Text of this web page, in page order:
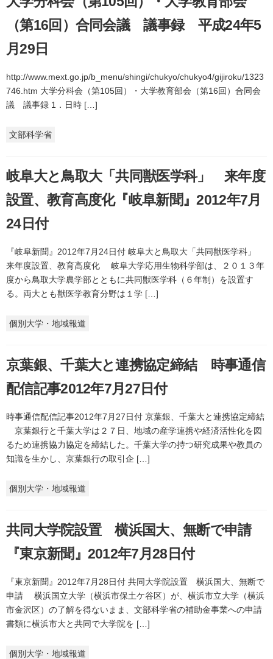
（第16回）合同会議 議事録 平成24年5
月29日
http://www.mext.go.jp/b_menu/shingi/chukyo/chukyo4/gijiroku/1323
746.htm 大学分科会（第105回）・大学教育部会（第16回）合同会
議 議事録 1．日時 […]
文部科学省
岐阜大と鳥取大「共同獣医学科」 来年度
設置、教育高度化『岐阜新聞』2012年7月
24日付
『岐阜新聞』2012年7月24日付 岐阜大と鳥取大「共同獣医学科」
来年度設置、教育高度化 岐阜大学応用生物科学部は、２０１３年
度から鳥取大学農学部とともに共同獣医学科（６年制）を設置す
る。両大とも獣医学教育分野は１学 […]
個別大学・地域報道
京葉銀、千葉大と連携協定締結 時事通信
配信記事2012年7月27日付
時事通信配信記事2012年7月27日付 京葉銀、千葉大と連携協定締結
京葉銀行と千葉大学は２７日、地域の産学連携や経済活性化を図
るため連携協力協定を締結した。千葉大学の持つ研究成果や教員の
知識を生かし、京葉銀行の取引企 […]
個別大学・地域報道
共同大学院設置 横浜国大、無断で申請
『東京新聞』2012年7月28日付
『東京新聞』2012年7月28日付 共同大学院設置 横浜国大、無断で
申請 横浜国立大学（横浜市保土ケ谷区）が、横浜市立大学（横浜
市金沢区）の了解を得ないまま、文部科学省の補助金事業への申請
書類に横浜市大と共同で大学院を […]
個別大学・地域報道